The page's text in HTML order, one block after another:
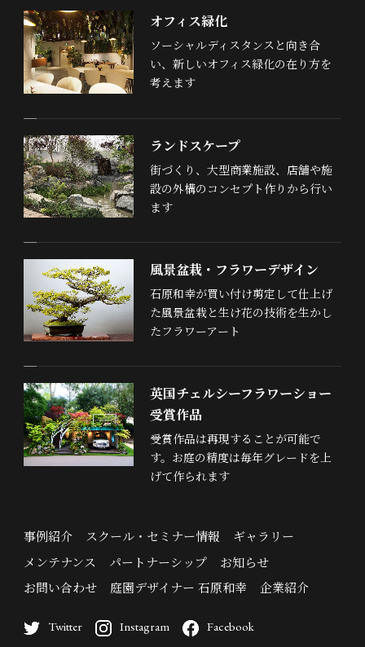
オフィス緑化
ソーシャルディスタンスと向き合
い、新しいオフィス緑化の在り方を
考えます
ランドスケープ
街づくり、大型商業施設、店舗や施
設の外構のコンセプト作りから行い
ます
風景盆栽・フラワーデザイン
石原和幸が買い付け剪定して仕上げ
た風景盆栽と生け花の技術を生かし
たフラワーアート
英国チェルシーフラワーショー
受賞作品
受賞作品は再現することが可能で
す。お庭の精度は毎年グレードを上
げて作られます
事例紹介 スクール・セミナー情報
ギャラリー
メンテナンス
パートナーシップ
お知らせ
お問い合わせ
庭園デザイナー 石原和幸 企業紹介
Twitter Instagram Facebook